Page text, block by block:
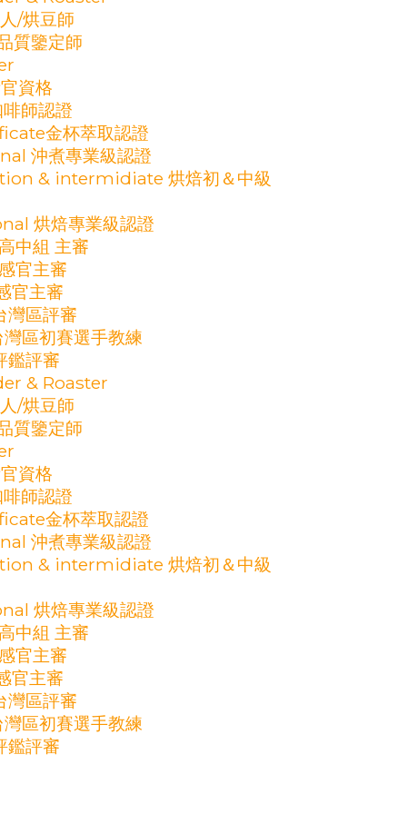
/烘豆師
質鑒定師
資格
師認證
金杯萃取認證
沖煮專業級認證
& intermidiate 烘焙初＆中級
烘焙專業級認證
中組 主審
官主審
官主審
灣區評審
區初賽選手教練
鑑評審
& Roaster
/烘豆師
質鑒定師
資格
師認證
金杯萃取認證
沖煮專業級認證
& intermidiate 烘焙初＆中級
烘焙專業級認證
中組 主審
官主審
官主審
灣區評審
區初賽選手教練
鑑評審